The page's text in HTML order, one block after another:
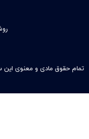
تمام حقوق مادی و معنوی این